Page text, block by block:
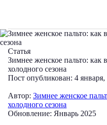
Статья
Зимнее женское пальто: как
холодного сезона
Пост опубликован: 4 января,
Автор: Зимнее женское
холодного сезона
Обновление: Январь 2025